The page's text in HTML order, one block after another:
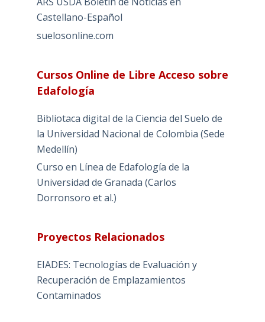
Castellano-Español
suelosonline.com
Cursos Online de Libre Acceso sobre
Edafología
Bibliotaca digital de la Ciencia del Suelo de
la Universidad Nacional de Colombia (Sede
Medellín)
Curso en Línea de Edafología de la
Universidad de Granada (Carlos
Dorronsoro et al.)
Proyectos Relacionados
EIADES: Tecnologías de Evaluación y
Recuperación de Emplazamientos
Contaminados